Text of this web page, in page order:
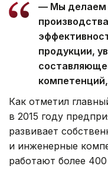
— Мы делаем
продукции,
Как отметил
в 2015 году
развивает
и инженерные
работают более